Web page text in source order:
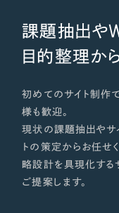
課題抽出や
目的整理か
初めてのサイト制作
様も歓迎。
現状の課題抽出やサ
トの策定からお任せ
略設計を具現化する
ご提案します。